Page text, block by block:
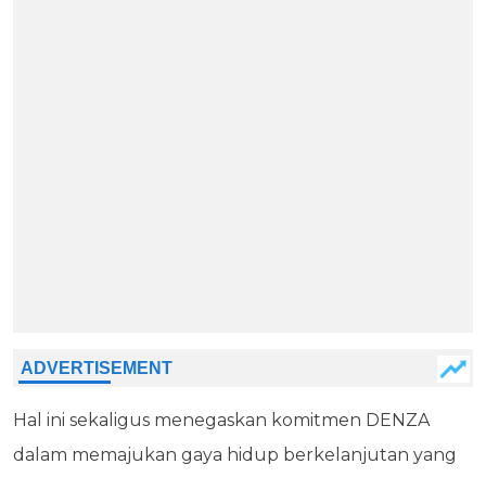
Hal ini sekaligus menegaskan komitmen DENZA
dalam memajukan gaya hidup berkelanjutan yang